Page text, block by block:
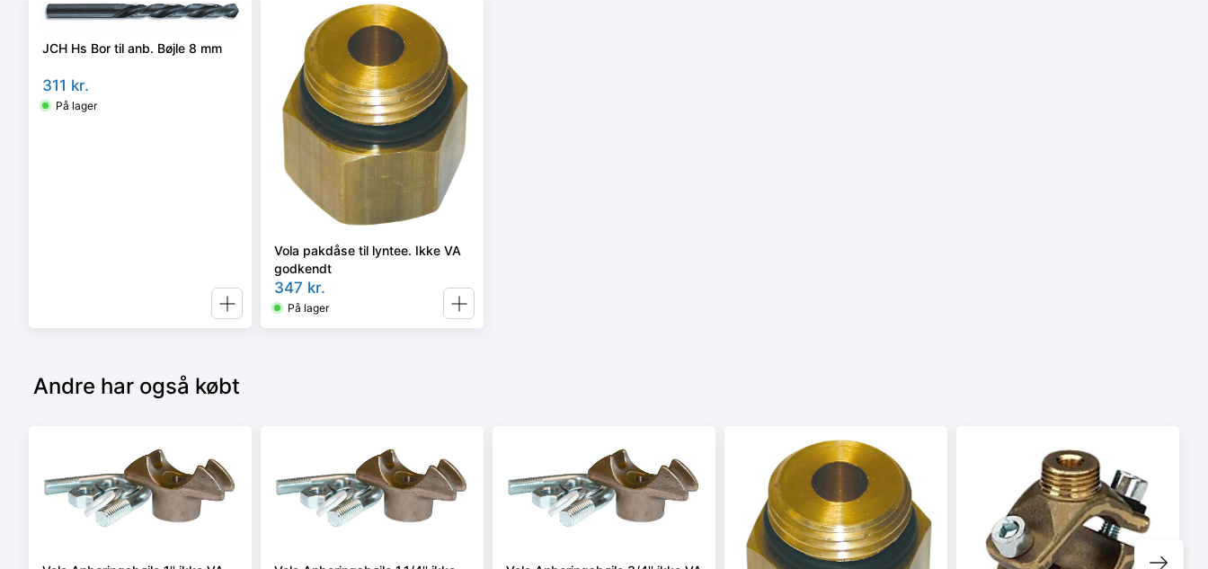
JCH Hs Bor til anb. Bøjle 8 mm
311 kr.
På lager
Vola pakdåse til lyntee. Ikke VA
godkendt
347 kr.
På lager
Andre har også købt